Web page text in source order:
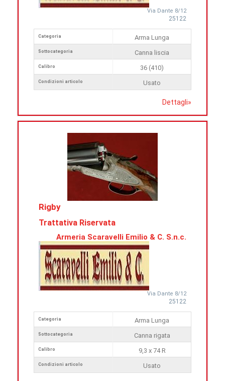
Via Dante 8/12
25122
Categoria
Sottocategoria
Calibro
Condizioni articolo
Arma Lunga
Canna liscia
36 (410)
Usato
Dettagli»
Rigby
Trattativa Riservata
Armeria Scaravelli Emilio & C. S.n.c.
Via Dante 8/12
25122
Categoria
Sottocategoria
Calibro
Condizioni articolo
Arma Lunga
Canna rigata
9,3 x 74 R
Usato